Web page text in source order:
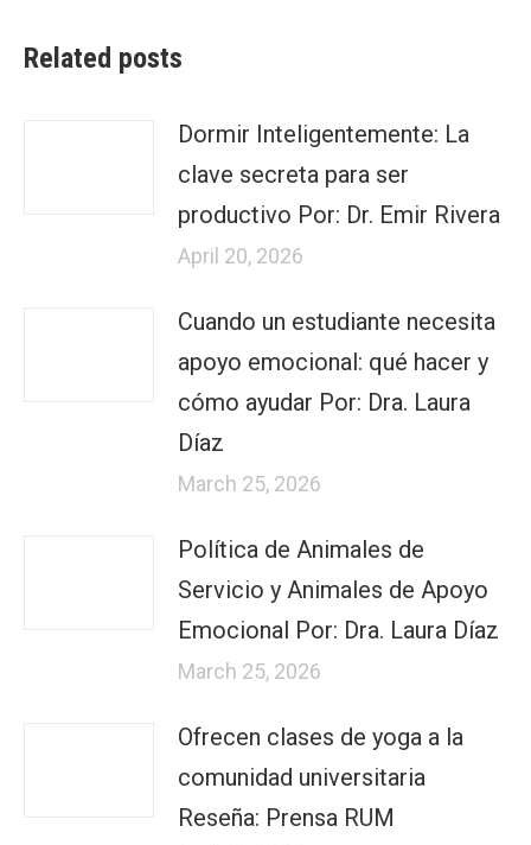
Related posts
Dormir Inteligentemente: La
clave secreta para ser
productivo Por: Dr. Emir Rivera
April 20, 2026
Cuando un estudiante necesita
apoyo emocional: qué hacer y
cómo ayudar Por: Dra. Laura
Díaz
March 25, 2026
Política de Animales de
Servicio y Animales de Apoyo
Emocional Por: Dra. Laura Díaz
March 25, 2026
Ofrecen clases de yoga a la
comunidad universitaria
Reseña: Prensa RUM